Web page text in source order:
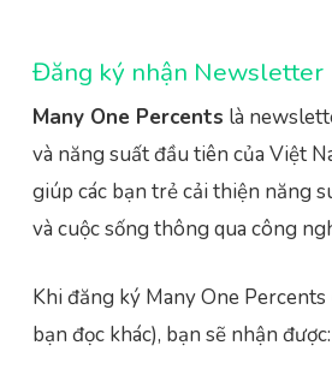
Đăng ký nhận Newsletter
Many One Percents là
và năng suất đầu tiên của Việt
giúp các bạn trẻ cải thiện năng
và cuộc sống thông qua công
Khi đăng ký Many One Percents
bạn đọc khác), bạn sẽ nhận được: